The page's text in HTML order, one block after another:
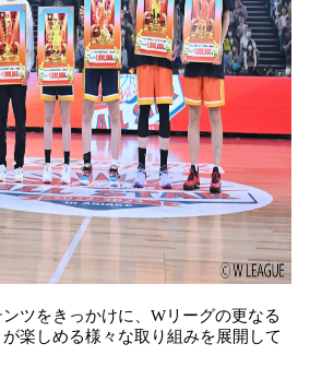
ツをきっかけに、Wリーグの更なる
楽しめる様々な取り組みを展開して